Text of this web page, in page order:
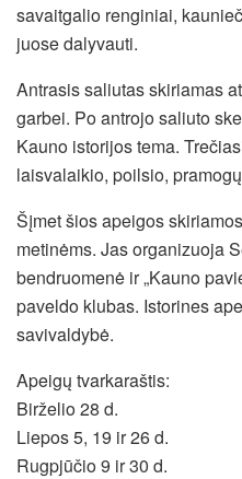
savaitgalio renginiai,
juose dalyvauti.
Antrasis saliutas skiriamas
garbei. Po antrojo saliuto
Kauno istorijos tema.
laisvalaikio, poilsio,
Šįmet šios apeigos
metinėms. Jas organizuoja
bendruomenė ir „Kauno
paveldo klubas. Istorines
savivaldybė.
Apeigų tvarkaraštis:
Birželio 28 d.
Liepos 5, 19 ir 26 d.
Rugpjūčio 9 ir 30 d.